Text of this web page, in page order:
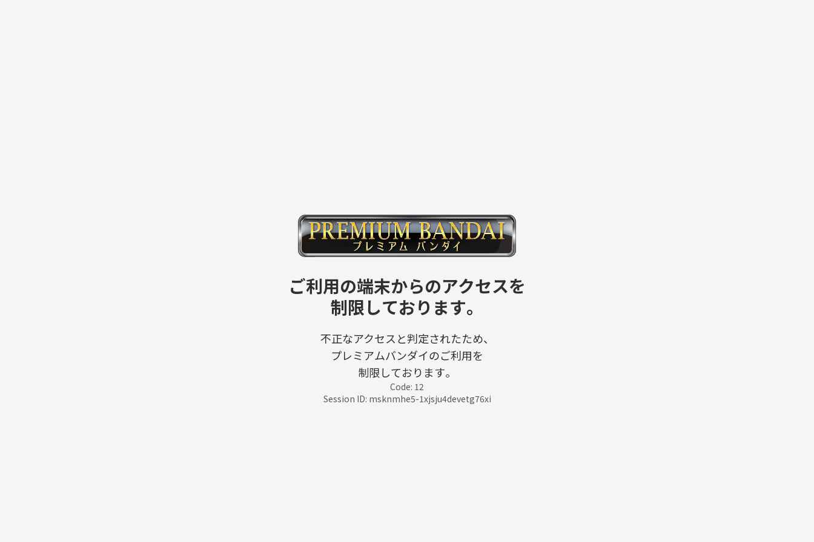
ご利用の端末からのアクセスを
制限しております。
不正なアクセスと判定されたため、
プレミアムバンダイのご利用を
制限しております。
Code: 12
Session ID: msknmhe5-1xjsju4devetg76xi